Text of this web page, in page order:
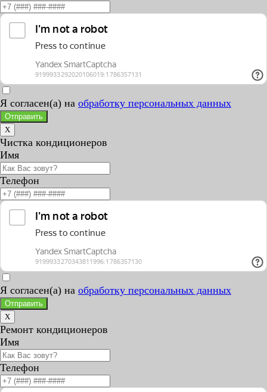
Я согласен(а) на обработку персональных данных
Отправить
X
Чистка кондиционеров
Имя
Телефон
Я согласен(а) на обработку персональных данных
Отправить
X
Ремонт кондиционеров
Имя
Телефон